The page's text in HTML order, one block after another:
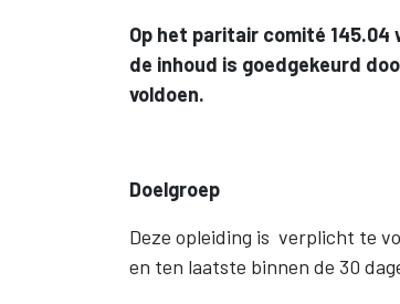
Op het paritair comité
de inhoud is goedgekeurd
voldoen.
Doelgroep
Deze opleiding is verplicht te
en ten laatste binnen de 30